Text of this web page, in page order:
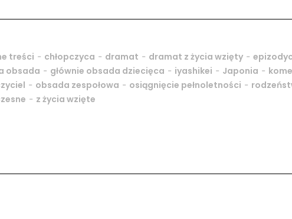
treści - chłopczyca - dramat - dramat z życia wzięty -
obsada - głównie obsada dziecięca - iyashikei - Japonia -
- obsada zespołowa - osiągnięcie pełnoletności -
- z życia wzięte